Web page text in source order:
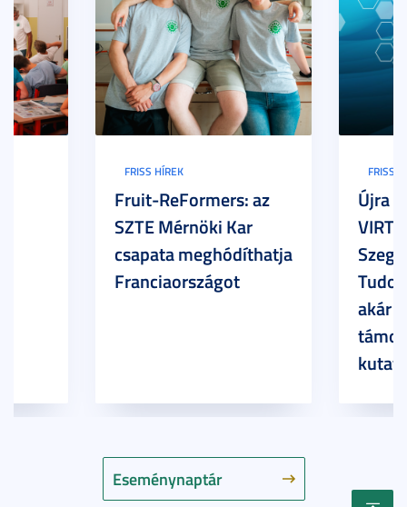
Eseménynaptár
FRISS HÍREK
Fruit-ReFormers: az
SZTE Mérnöki Kar
csapata meghódíthatja
Franciaországot
FRISS
Újra
akár